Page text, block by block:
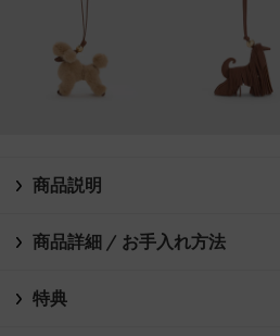
商品説明
商品詳細 / お手入れ方法
特典